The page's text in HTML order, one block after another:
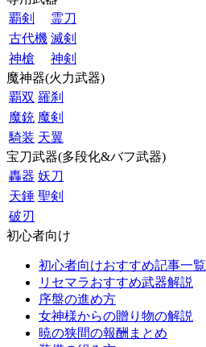
覇剣
霊刀
古代機 滅剣
神槍
神剣
魔神器(火力武器)
覇双 羅刹
魔銃 魔剣
騎装 天翼
宝刀武器(多段化&バフ武器)
轟器 妖刀
天錘 聖剣
破刃
初心者向け
初心者向けおすすめ記事一覧
リセマラおすすめ武器解説
序盤の進め方
女神様からの贈り物の解説
暁の狭間の報酬まとめ